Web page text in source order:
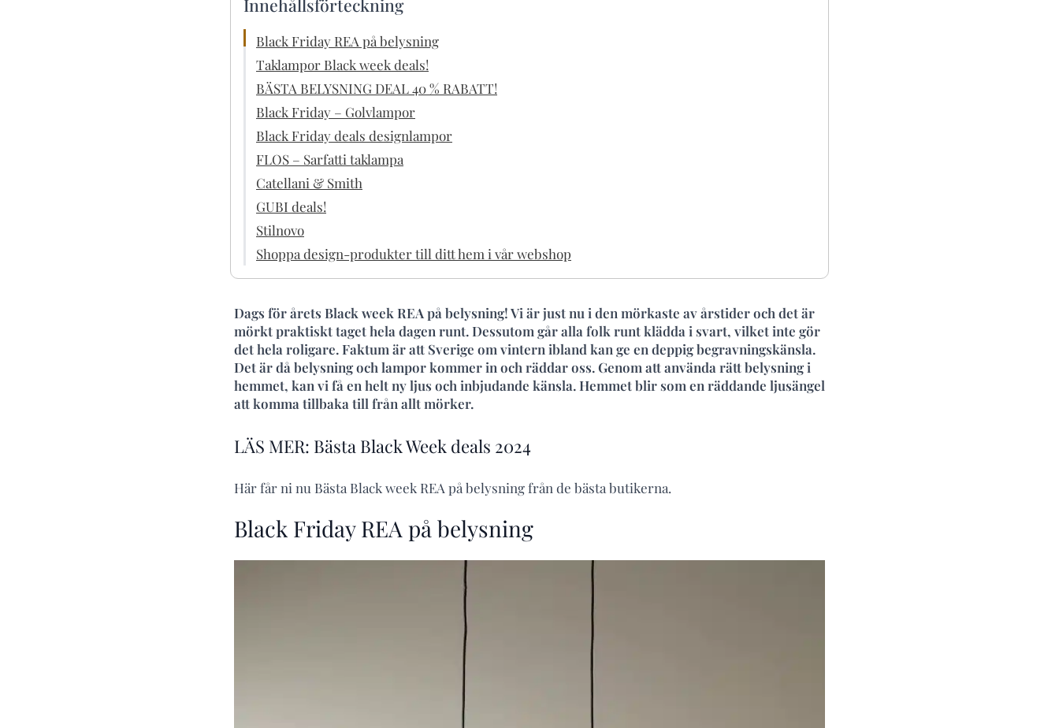
Black Friday REA på belysning
Taklampor Black week deals!
BÄSTA BELYSNING DEAL 40 % RABATT!
Black Friday – Golvlampor
Black Friday deals designlampor
FLOS – Sarfatti taklampa
Catellani & Smith
GUBI deals!
Stilnovo
Shoppa design-produkter till ditt hem i vår webshop
Dags för årets Black week REA på belysning! Vi är just nu i den mörkaste av årstider och det är
mörkt praktiskt taget hela dagen runt. Dessutom går alla folk runt klädda i svart, vilket inte gör
det hela roligare. Faktum är att Sverige om vintern ibland kan ge en deppig begravningskänsla.
Det är då belysning och lampor kommer in och räddar oss. Genom att använda rätt belysning i
hemmet, kan vi få en helt ny ljus och inbjudande känsla. Hemmet blir som en räddande ljusängel
att komma tillbaka till från allt mörker.
LÄS MER: Bästa Black Week deals 2024
Här får ni nu Bästa Black week REA på belysning från de bästa butikerna.
Black Friday REA på belysning